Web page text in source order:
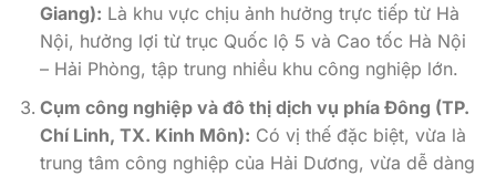
Giang): Là khu vực chịu ảnh hưởng trực tiếp từ Hà
Nội, hưởng lợi từ trục Quốc lộ 5 và Cao tốc Hà Nội
– Hải Phòng, tập trung nhiều khu công nghiệp lớn.
Cụm công nghiệp và đô thị dịch vụ phía Đông (TP.
Chí Linh, TX. Kinh Môn): Có vị thế đặc biệt, vừa là
trung tâm công nghiệp của Hải Dương, vừa dễ dàng